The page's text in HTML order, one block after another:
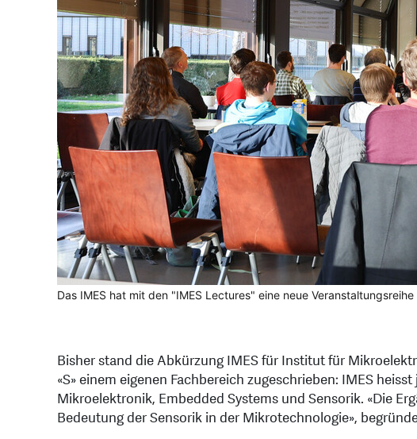
Das IMES hat mit den "IMES Lectures" eine neue
Bisher stand die Abkürzung IMES für Institut für
«S» einem eigenen Fachbereich zugeschrieben: IMES
Mikroelektronik, Embedded Systems und Sensorik. «Die
Bedeutung der Sensorik in der Mikrotechnologie»,